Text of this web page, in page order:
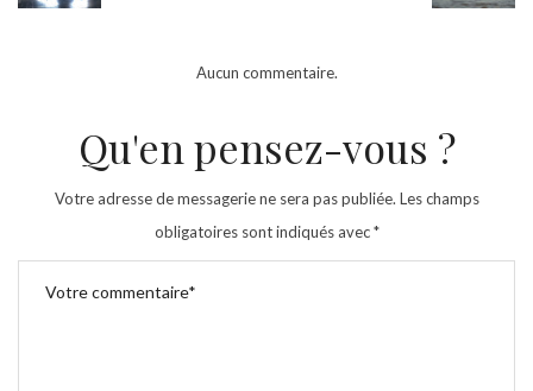
Aucun commentaire.
Qu'en pensez-vous ?
Votre adresse de messagerie ne sera pas publiée. Les champs
obligatoires sont indiqués avec*